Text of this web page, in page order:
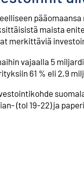
maista
merkittäviä
vajaalla 5
61 % eli 2,9
(tol 19-22) ja